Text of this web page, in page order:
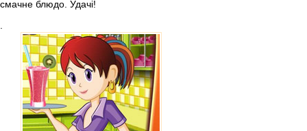
смачне блюдо. Удачі!